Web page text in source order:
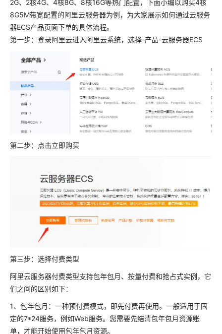
2G、2核4G、4核8G、8核16G等热门配置，下面小编以购买4核
8G5M带宽配置的阿里云服务器为例，为大家展示如何通过云服务
器ECS产品页面下单的具体流程。
第一步：登录阿里云进入阿里云系统，选择-产品-云服务器ECS
第二步：点击立即购买
第三步：选择付费类型
阿里云服务器付费类型支持包年包月、按量付费和抢占式实例，它
们之间的区别如下：
1、包年包月：一种预付费模式，即先付费再使用。一般适用于固
定的7*24服务，例如Web服务。您需要先结清包年包月资源账
单，才能开始使用包年包月资源。